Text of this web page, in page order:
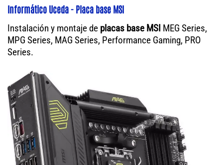
Informático Uceda - Placa base MSI
Instalación y montaje de placas base MSI MEG Series,
MPG Series, MAG Series, Performance Gaming, PRO
Series.